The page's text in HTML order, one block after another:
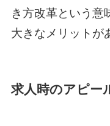
き方改革という意
大きなメリットが
求人時のアピー